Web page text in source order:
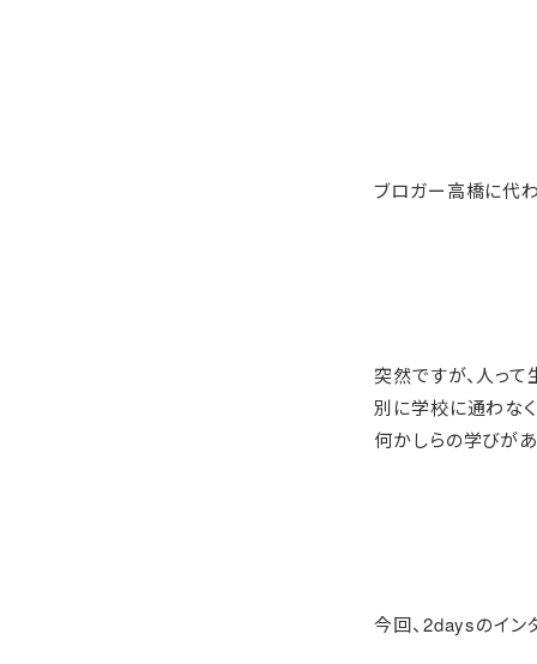
ブロガー高橋に代
突然ですが、人っ
別に学校に通わなく
何かしらの学びが
今回、2daysのイン